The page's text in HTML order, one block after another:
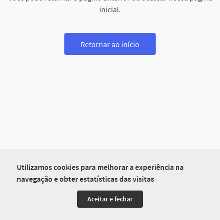
Utilizamos cookies para melhorar a experiência na
navegação e obter estatísticas das visitas
Aceitar e fechar
inicial.
Retornar ao início